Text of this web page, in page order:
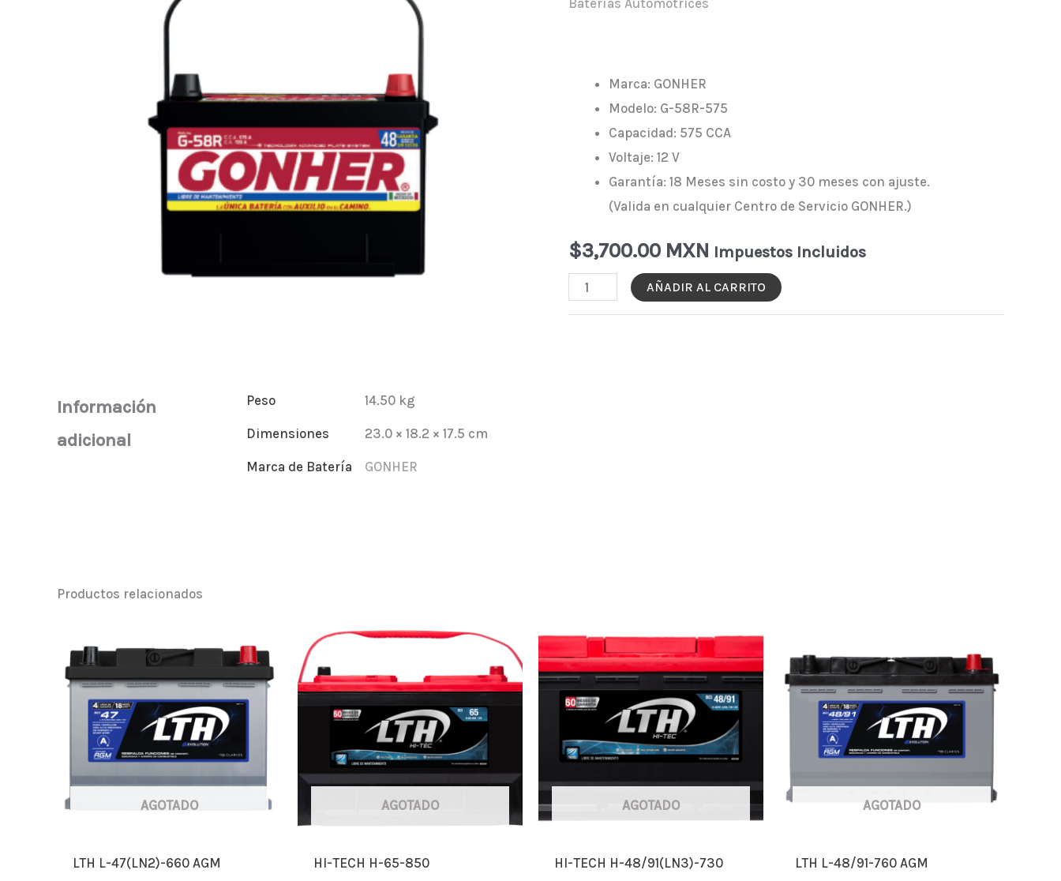
Baterías Automotrices
Marca: GONHER
Modelo: G-58R-575
Capacidad: 575 CCA
Voltaje: 12 V
Garantía: 18 Meses sin costo y 30 meses con ajuste.
(Valida en cualquier Centro de Servicio GONHER.)
$3,700.00 MXN Impuestos Incluidos
BATERÍA
AÑADIR AL CARRITO
Información
adicional
Peso 14.50 kg
Dimensiones 23.0 × 18.2 × 17.5 cm
Marca de Batería GONHER
Productos relacionados
AGOTADO
LTH L-47(LN2)-660 AGM
AGOTADO
HI-TECH H-65-850
AGOTADO
HI-TECH H-48/91(LN3)-730
AGOTADO
LTH L-48/91-760 AGM